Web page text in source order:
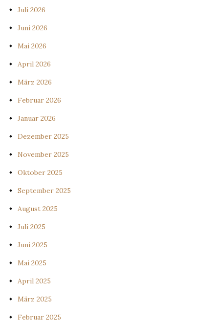
Juli 2026
Juni 2026
Mai 2026
April 2026
März 2026
Februar 2026
Januar 2026
Dezember 2025
November 2025
Oktober 2025
September 2025
August 2025
Juli 2025
Juni 2025
Mai 2025
April 2025
März 2025
Februar 2025